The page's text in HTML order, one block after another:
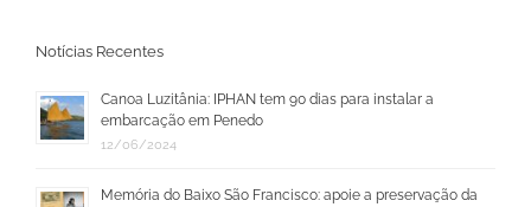
Notícias Recentes
Canoa Luzitânia: IPHAN tem 90 dias para instalar a
embarcação em Penedo
12/06/2024
Memória do Baixo São Francisco: apoie a preservação da